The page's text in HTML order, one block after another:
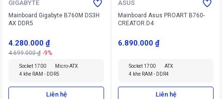
GIGABYTE
Mainboard Gigabyte B760M DS3H
AX DDR5
4.280.000 ₫
4.699.000 ₫ -9%
Socket 1700
Micro-ATX
4 khe RAM - DDR5
Liên hệ
ASUS
Mainboard Asus PROART B760-
CREATOR D4
6.890.000 ₫
Socket 1700
ATX
4 khe RAM - DDR4
Liên hệ